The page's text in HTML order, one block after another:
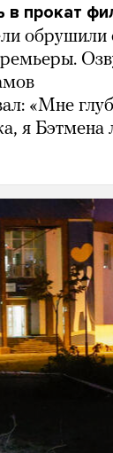
в прокат
обрушили
«Мне
я